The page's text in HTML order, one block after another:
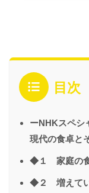
目次
ーNHKスペシ
現代の食卓と
◆１ 家庭の
◆２ 増えてい